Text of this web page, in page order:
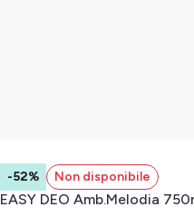
-52% Non disponibile
EASY DEO Amb.Melodia